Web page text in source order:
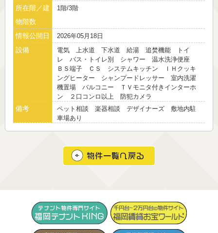
所在階／建
物階数
1階/3階
情報公開日 2026年05月18日
設備
電気 上水道 下水道 給湯 追焚機能 トイ
レ バス・トイレ別 シャワー 温水洗浄便座
ＢＳ端子 ＣＳ システムキッチン ＩＨクッキ
ングヒーター シャンプードレッサー 室内洗濯
機置場 バルコニー ＴＶモニタ付きインターホ
ン ２口コンロ以上 防犯カメラ
備考
ペット相談 楽器相談 デザイナーズ 敷地内駐
車場あり